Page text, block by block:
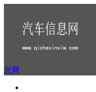
息网